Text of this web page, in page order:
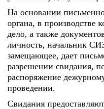
На основании
органа, в производстве
дело, а также
личность, начальник
замещающее, дает
разрешении свидания,
распоряжение
проведении.
Свидания